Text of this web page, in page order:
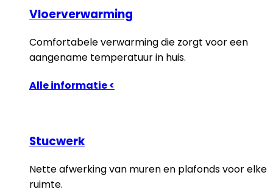
Vloerverwarming
Comfortabele verwarming die zorgt voor een
aangename temperatuur in huis.
Alle informatie <
Stucwerk
Nette afwerking van muren en plafonds voor elke
ruimte.